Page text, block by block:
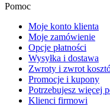
Pomoc
Moje konto klienta
Moje zamówienie
Opcje płatności
Wysyłka i dostawa
Zwroty i zwrot
Promocje i kupony
Potrzebujesz więcej
Klienci firmowi